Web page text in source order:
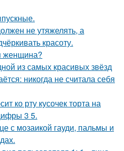
не утяжелять, а
красоту.
женщина?
из самых красивых звёзд
никогда не считала себя
ко рту кусочек торта на
3 5.
с мозаикой гауди, пальмы и